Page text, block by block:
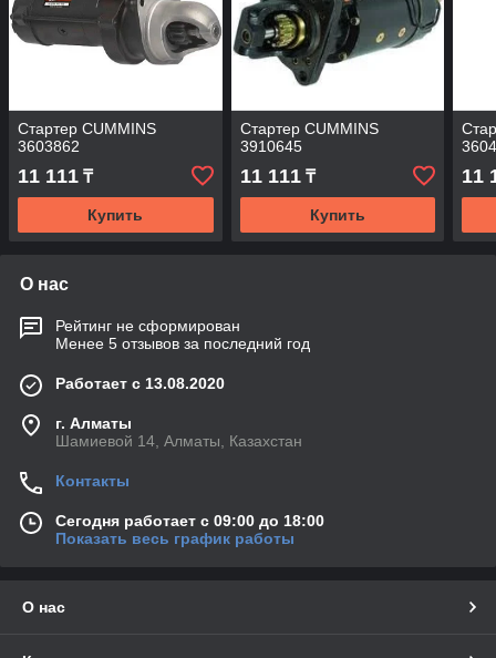
Стартер CUMMINS
3603862
11 111 ₸
Купить
Стартер CUMMINS
3910645
11 111₸
Купить
11
О нас
Рейтинг не сформирован
Менее 5 отзывов за последний год
Работает с 13.08.2020
г. Алматы
Шамиевой 14, Алматы, Казахстан
Контакты
Сегодня работает с 09:00 до 18:00
Показать весь график работы
О нас